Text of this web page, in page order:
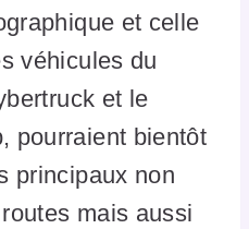
et celle
véhicules du
et le
pourraient bientôt
principaux non
mais aussi